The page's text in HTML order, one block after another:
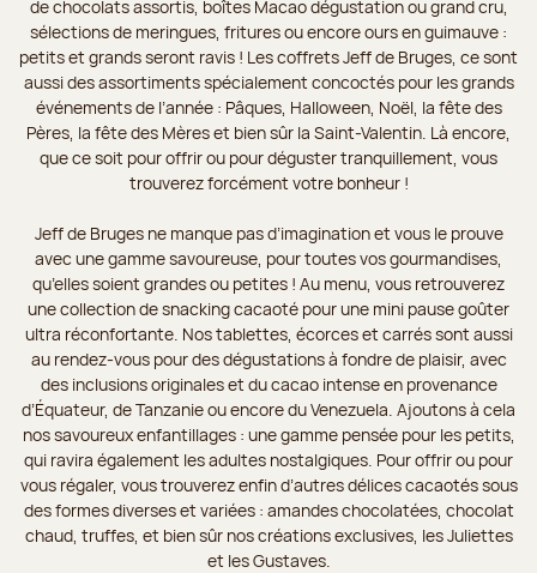
de chocolats assortis, boîtes Macao dégustation ou grand cru,
sélections de meringues, fritures ou encore ours en guimauve :
petits et grands seront ravis ! Les coffrets Jeff de Bruges, ce sont
aussi des assortiments spécialement concoctés pour les grands
événements de l’année : Pâques, Halloween, Noël, la fête des
Pères, la fête des Mères et bien sûr la Saint-Valentin. Là encore,
que ce soit pour offrir ou pour déguster tranquillement, vous
trouverez forcément votre bonheur !
Jeff de Bruges ne manque pas d’imagination et vous le prouve
avec une gamme savoureuse, pour toutes vos gourmandises,
qu’elles soient grandes ou petites ! Au menu, vous retrouverez
une collection de snacking cacaoté pour une mini pause goûter
ultra réconfortante. Nos tablettes, écorces et carrés sont aussi
au rendez-vous pour des dégustations à fondre de plaisir, avec
des inclusions originales et du cacao intense en provenance
d’Équateur, de Tanzanie ou encore du Venezuela. Ajoutons à cela
nos savoureux enfantillages : une gamme pensée pour les petits,
qui ravira également les adultes nostalgiques. Pour offrir ou pour
vous régaler, vous trouverez enfin d’autres délices cacaotés sous
des formes diverses et variées : amandes chocolatées, chocolat
chaud, truffes, et bien sûr nos créations exclusives, les Juliettes
et les Gustaves.